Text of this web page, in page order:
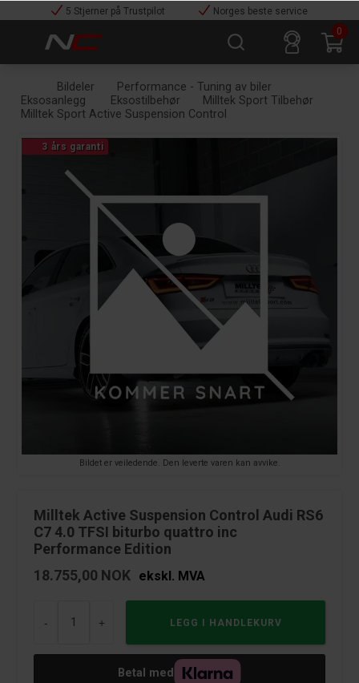
5 Stjerner på Trustpilot
Norges beste service
0
Bildeler
Performance - Tuning av biler
Eksosanlegg
Eksostilbehør
Milltek Sport Tilbehør
Milltek Sport Active Suspension Control
Bildet er veiledende. Den leverte varen kan avvike.
3 års garanti
Milltek Active Suspension Control Audi RS6
C7 4.0 TFSI biturbo quattro inc
Performance Edition
18.755,00 NOK ekskl. MVA
- +
Betal med